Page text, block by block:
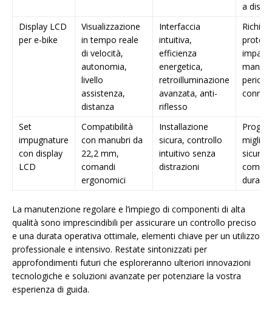
a disco
Display LCD
per e-bike
Visualizzazione
in tempo reale
di velocità,
autonomia,
livello
assistenza,
distanza
Interfaccia
intuitiva,
efficienza
energetica,
retroilluminazione
avanzata, anti-
riflesso
impatti
Set
impugnature
con display
LCD
Compatibilità
con manubri da
22,2 mm,
comandi
ergonomici
Installazione
sicura, controllo
intuitivo senza
distrazioni
La manutenzione regolare e l’impiego di componenti di alta
qualità sono imprescindibili per assicurare un controllo preciso
e una durata operativa ottimale, elementi chiave per un utilizzo
professionale e intensivo. Restate sintonizzati per
approfondimenti futuri che esploreranno ulteriori innovazioni
tecnologiche e soluzioni avanzate per potenziare la vostra
esperienza di guida.